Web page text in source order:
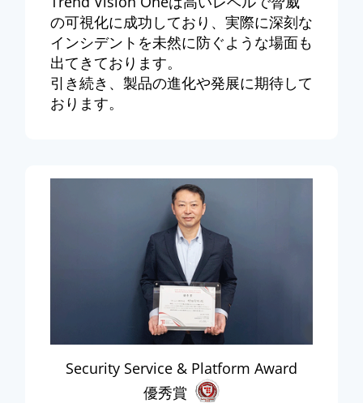
の可視化に成功しており、実際に深刻な
インシデントを未然に防ぐような場面も
出てきております。
引き続き、製品の進化や発展に期待して
おります。
Security Service & Platform Award
優秀賞